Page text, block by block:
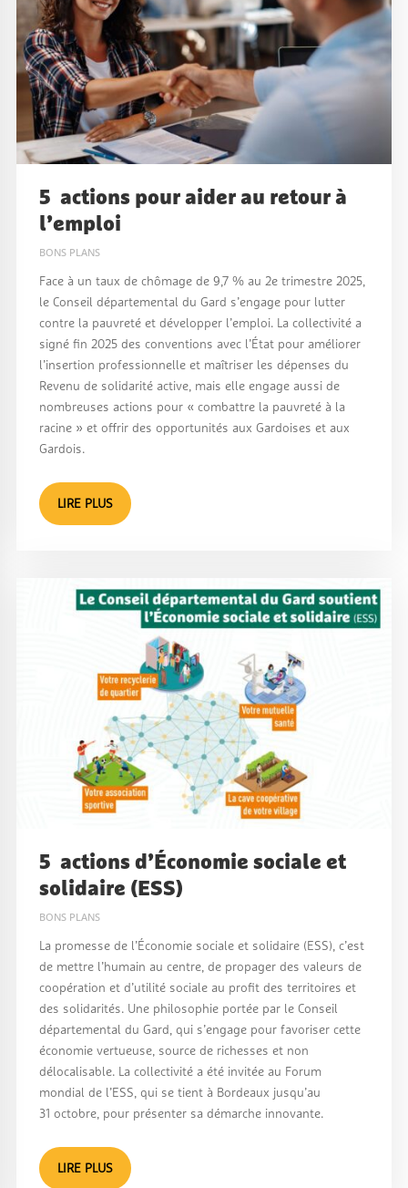
5 actions pour aider au retour à
l’emploi
BONS PLANS
Face à un taux de chômage de 9,7 % au 2e trimestre 2025,
le Conseil départemental du Gard s’engage pour lutter
contre la pauvreté et développer l’emploi. La collectivité a
signé fin 2025 des conventions avec l’État pour améliorer
l’insertion professionnelle et maîtriser les dépenses du
Revenu de solidarité active, mais elle engage aussi de
nombreuses actions pour « combattre la pauvreté à la
racine » et offrir des opportunités aux Gardoises et aux
Gardois.
LIRE PLUS
5 actions d’Économie sociale et
solidaire (ESS)
BONS PLANS
La promesse de l’Économie sociale et solidaire (ESS), c’est
de mettre l’humain au centre, de propager des valeurs de
coopération et d’utilité sociale au profit des territoires et
des solidarités. Une philosophie portée par le Conseil
départemental du Gard, qui s’engage pour favoriser cette
économie vertueuse, source de richesses et non
délocalisable. La collectivité a été invitée au Forum
mondial de l’ESS, qui se tient à Bordeaux jusqu’au
31 octobre, pour présenter sa démarche innovante.
LIRE PLUS